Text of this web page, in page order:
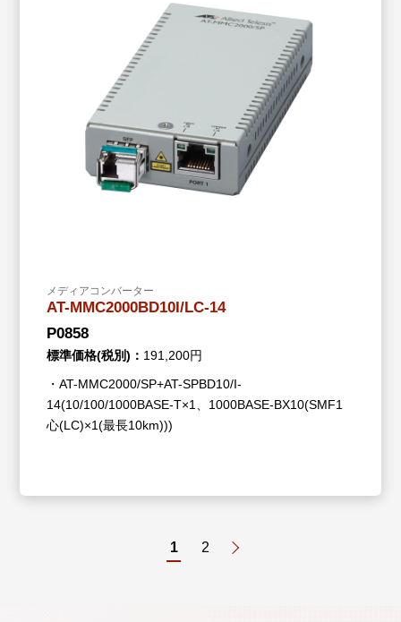
メディアコンバーター
AT-MMC2000BD10I/LC-14
P0858
標準価格(税別)： 191,200円
・AT-MMC2000/SP+AT-SPBD10/I-
14(10/100/1000BASE-T×1、1000BASE-BX10(SMF1
心(LC)×1(最長10km)))
1 2